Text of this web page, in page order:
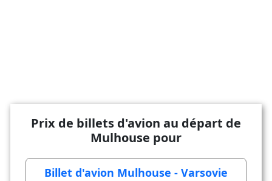
Prix de billets d'avion au départ de
Mulhouse pour
Billet d'avion Mulhouse - Varsovie